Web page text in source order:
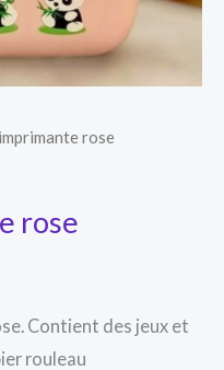
rose
rose
Contient des jeux et
rouleau